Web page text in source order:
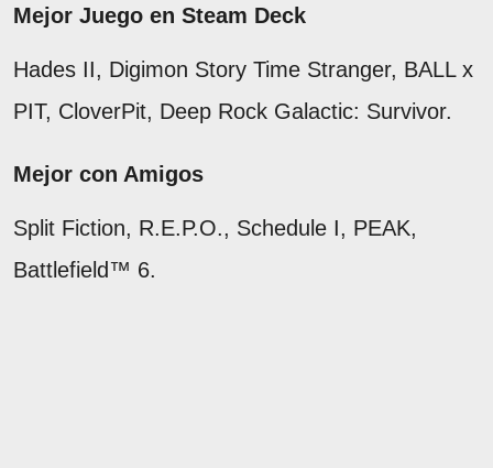
Mejor Juego en Steam Deck
Hades II, Digimon Story Time Stranger, BALL x
PIT, CloverPit, Deep Rock Galactic: Survivor.
Mejor con Amigos
Split Fiction, R.E.P.O., Schedule I, PEAK,
Battlefield™ 6.